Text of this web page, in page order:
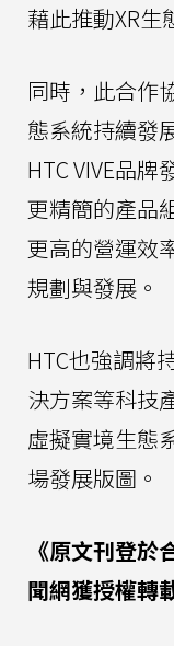
藉此推動XR生
同時，此合作
態系統持續發
HTC VIVE品
更精簡的產品
更高的營運效
規劃與發展。
HTC也強調將
決方案等科技
虛擬實境生態
場發展版圖。
《原文刊登於
聞網獲授權轉